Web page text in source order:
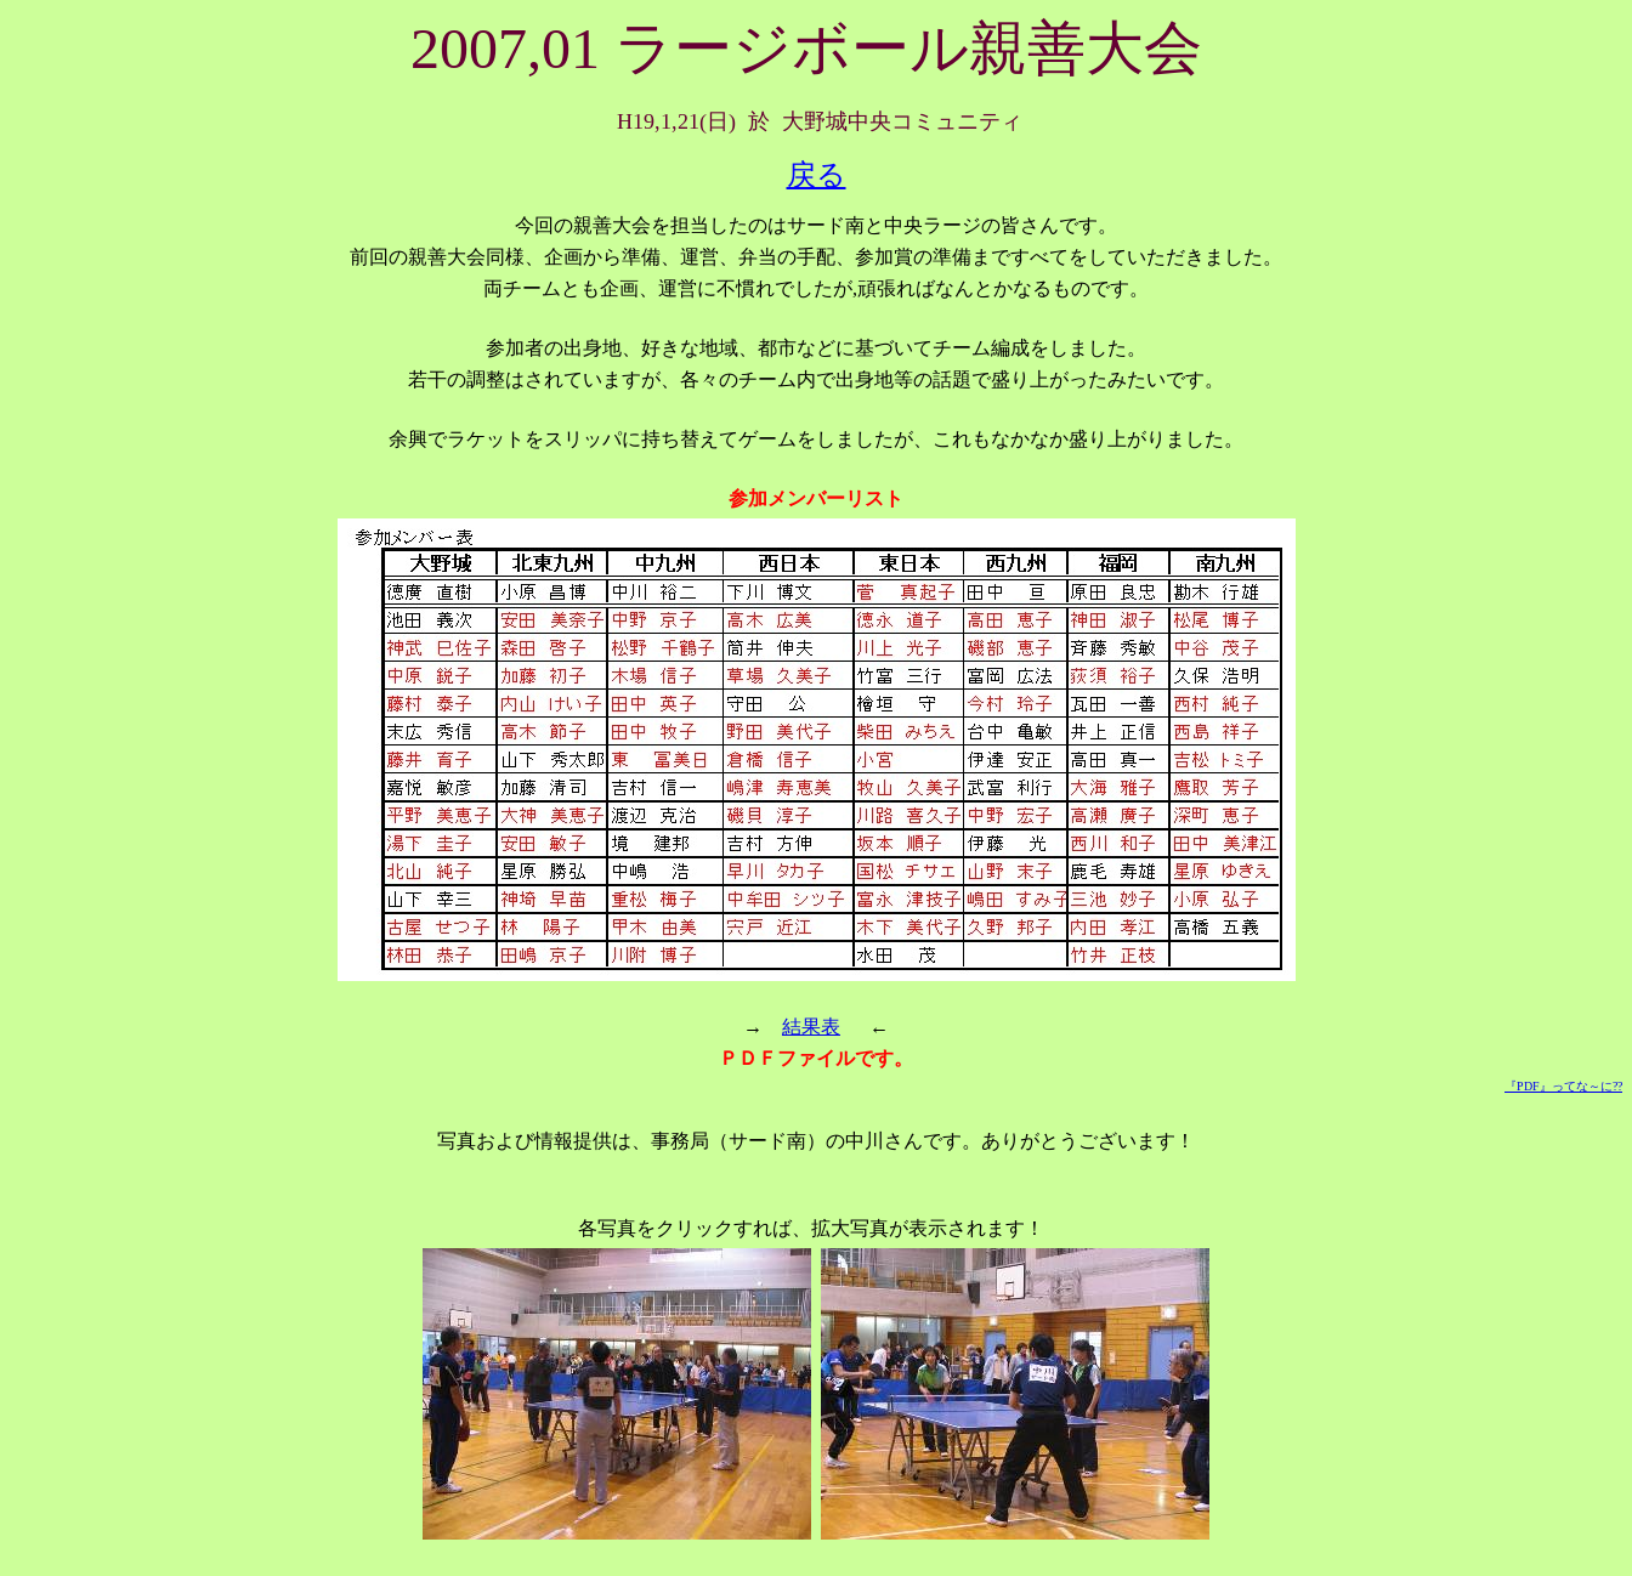
2007,01 ラージボール親善大会
H19,1,21(日) 於 大野城中央コミュニティ
戻る
今回の親善大会を担当したのはサード南と中央ラージの皆さんです。
前回の親善大会同様、企画から準備、運営、弁当の手配、参加賞の準備まですべてをしていただきました。
両チームとも企画、運営に不慣れでしたが,頑張ればなんとかなるものです。
参加者の出身地、好きな地域、都市などに基づいてチーム編成をしました。
若干の調整はされていますが、各々のチーム内で出身地等の話題で盛り上がったみたいです。
余興でラケットをスリッパに持ち替えてゲームをしましたが、これもなかなか盛り上がりました。
参加メンバーリスト
→ 結果表
←
ＰＤＦファイルです。
『PDF』ってな～に??
写真および情報提供は、事務局（サード南）の中川さんです。ありがとうございます！
各写真をクリックすれば、拡大写真が表示されます！